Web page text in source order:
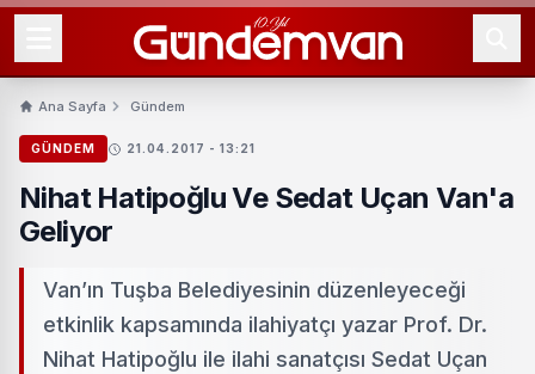
Ana Sayfa Gündem
GÜNDEM 21.04.2017 - 13:21
Nihat Hatipoğlu Ve Sedat Uçan Van'a
Geliyor
Van’ın Tuşba Belediyesinin düzenleyeceği
etkinlik kapsamında ilahiyatçı yazar Prof. Dr.
Nihat Hatipoğlu ile ilahi sanatçısı Sedat Uçan